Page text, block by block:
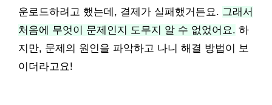
운로드하려고 했는데, 결제가 실패했거든요. 그래서
처음에 무엇이 문제인지 도무지 알 수 없었어요. 하
지만, 문제의 원인을 파악하고 나니 해결 방법이 보
이더라고요!